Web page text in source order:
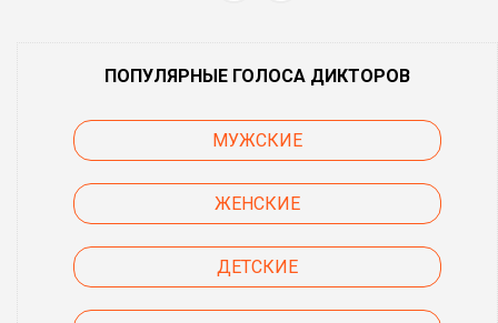
ПОПУЛЯРНЫЕ ГОЛОСА ДИКТОРОВ
МУЖСКИЕ
ЖЕНСКИЕ
ДЕТСКИЕ